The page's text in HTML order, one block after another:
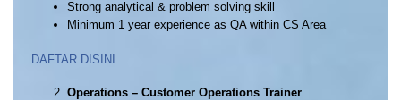
Strong analytical & problem solving skill
Minimum 1 year experience as QA within CS Area
DAFTAR DISINI
Operations – Customer Operations Trainer